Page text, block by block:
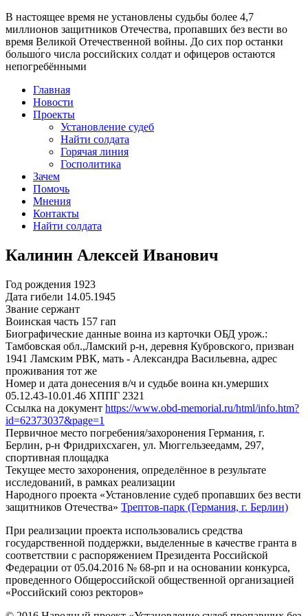
В настоящее время не установлены судьбы более 4,7
миллионов защитников Отечества, пропавших без вести во
время Великой Отечественной войны. До сих пор останки
большо́го числа российских солдат и офицеров остаются
непогребёнными
Главная
Новости
Проекты
Установление судеб
Найти солдата
Горячая линия
Госполитика
Зачем
Помочь
Мнения
Контакты
Найти солдата
Калинин Алексей Иванович
Год рождения 1923
Дата гибели 14.05.1945
Звание сержант
Воинская часть 157 гап
Биографические данные воина из карточки ОБД урож.:
Тамбовская обл.,Ламский р-н, деревня Кубровского, призван
1941 Ламским РВК, мать - Александра Васильевна, адрес
проживания тот же
Номер и дата донесения в/ч и судьбе воина кн.умерших
05.12.43-10.01.46 ХППГ 2321
Ссылка на документ https://www.obd-memorial.ru/html/info.htm?
id=62373037&page=1
Первичное место погребения/захоронения Германия, г.
Берлин, р-н Фридрихсхаген, ул. Мюггельзеедамм, 297,
спортивная площадка
Текущее место захоронения, определённое в результате
исследований, в рамках реализации
Народного проекта «Установление судеб пропавших без вести
защитников Отечества» Трептов-парк (Германия, г. Берлин)
При реализации проекта использовались средства
государственной поддержки, выделенные в качестве гранта в
соответствии с распоряжением Президента Российской
Федерации от 05.04.2016 № 68-рп и на основании конкурса,
проведенного Общероссийской общественной организацией
«Российский союз ректоров»